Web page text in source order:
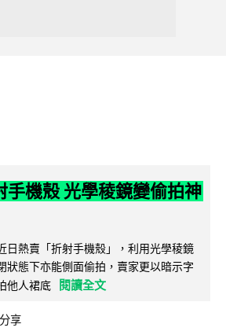
手機殼 光學稜鏡變偷拍神
日熱賣「折射手機殼」，利用光學稜鏡
狀態下亦能側面偷拍，賣家更以暗示字
他人裙底 閱讀全文
分享